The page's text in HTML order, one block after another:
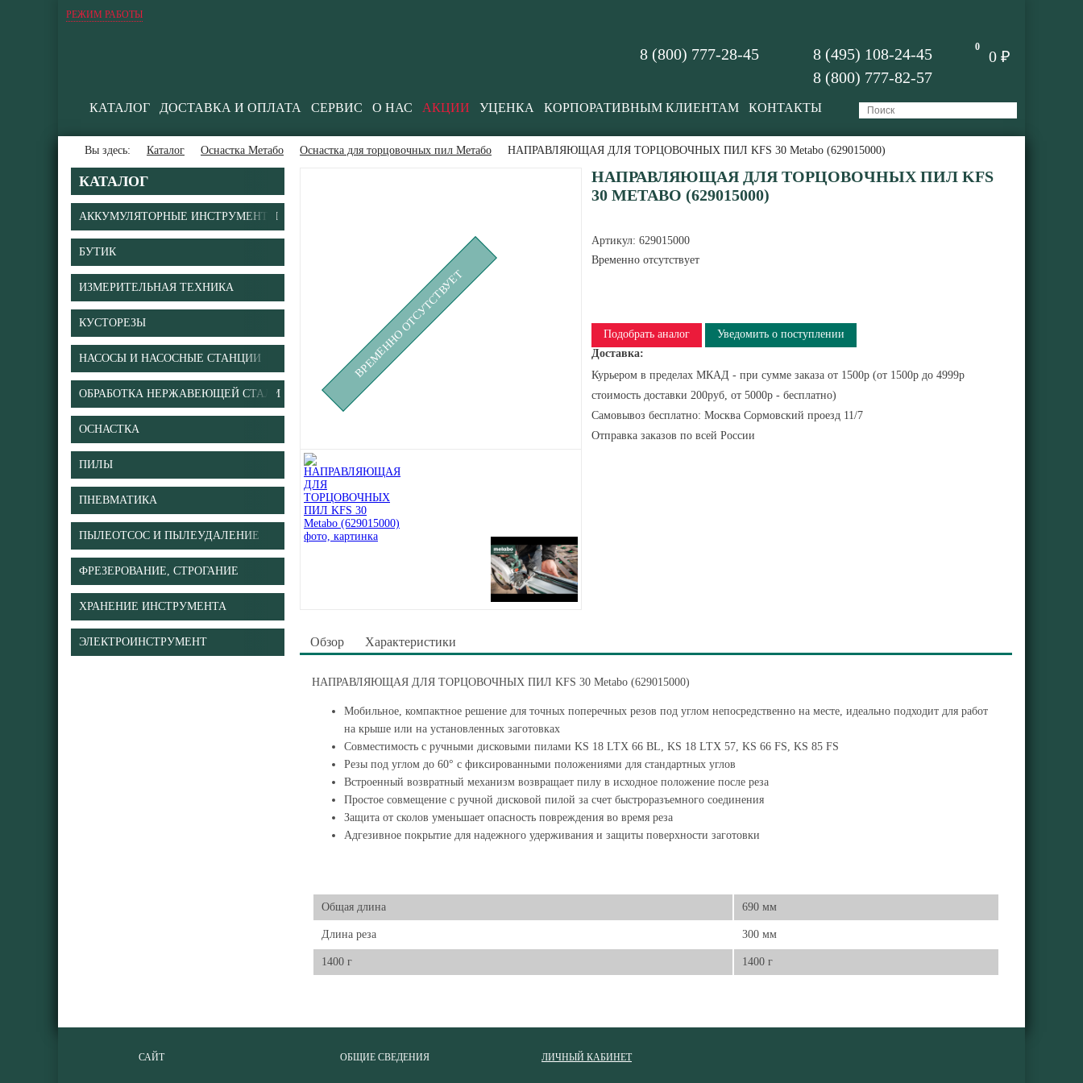
РЕЖИМ РАБОТЫ
0
0 ₽
8 (495) 108-24-45
8 (800) 777-82-57
8 (800) 777-28-45
КАТАЛОГ ДОСТАВКА И ОПЛАТА СЕРВИС О НАС АКЦИИ УЦЕНКА КОРПОРАТИВНЫМ КЛИЕНТАМ КОНТАКТЫ
Вы здесь: Каталог Оснастка Метабо Оснастка для торцовочных пил Метабо НАПРАВЛЯЮЩАЯ ДЛЯ ТОРЦОВОЧНЫХ ПИЛ KFS 30 Metabo (629015000)
КАТАЛОГ
АККУМУЛЯТОРНЫЕ ИНСТРУМЕНТЫ
БУТИК
ИЗМЕРИТЕЛЬНАЯ ТЕХНИКА
КУСТОРЕЗЫ
НАСОСЫ И НАСОСНЫЕ СТАНЦИИ
ОБРАБОТКА НЕРЖАВЕЮЩЕЙ СТАЛИ
ОСНАСТКА
ПИЛЫ
ПНЕВМАТИКА
ПЫЛЕОТСОС И ПЫЛЕУДАЛЕНИЕ
ФРЕЗЕРОВАНИЕ, СТРОГАНИЕ
ХРАНЕНИЕ ИНСТРУМЕНТА
ЭЛЕКТРОИНСТРУМЕНТ
ВРЕМЕННО ОТСУТСТВУЕТ
НАПРАВЛЯЮЩАЯ ДЛЯ ТОРЦОВОЧНЫХ ПИЛ KFS
30 METABO (629015000)
Артикул: 629015000
Временно отсутствует
Подобрать аналог
Уведомить о поступлении
Доставка:
Курьером в пределах МКАД - при сумме заказа от 1500р (от 1500р до 4999р
стоимость доставки 200руб, от 5000р - бесплатно)
Самовывоз бесплатно: Москва Сормовский проезд 11/7
Отправка заказов по всей России
Обзор Характеристики
НАПРАВЛЯЮЩАЯ ДЛЯ ТОРЦОВОЧНЫХ ПИЛ KFS 30 Metabo (629015000)
Мобильное, компактное решение для точных поперечных резов под углом непосредственно на месте, идеально подходит для работ
на крыше или на установленных заготовках
Совместимость с ручными дисковыми пилами KS 18 LTX 66 BL, KS 18 LTX 57, KS 66 FS, KS 85 FS
Резы под углом до 60° с фиксированными положениями для стандартных углов
Встроенный возвратный механизм возвращает пилу в исходное положение после реза
Простое совмещение с ручной дисковой пилой за счет быстроразъемного соединения
Защита от сколов уменьшает опасность повреждения во время реза
Адгезивное покрытие для надежного удерживания и защиты поверхности заготовки
Общая длина 690 мм
Длина реза 300 мм
1400 г 1400 г
САЙТ ОБЩИЕ СВЕДЕНИЯ ЛИЧНЫЙ КАБИНЕТ